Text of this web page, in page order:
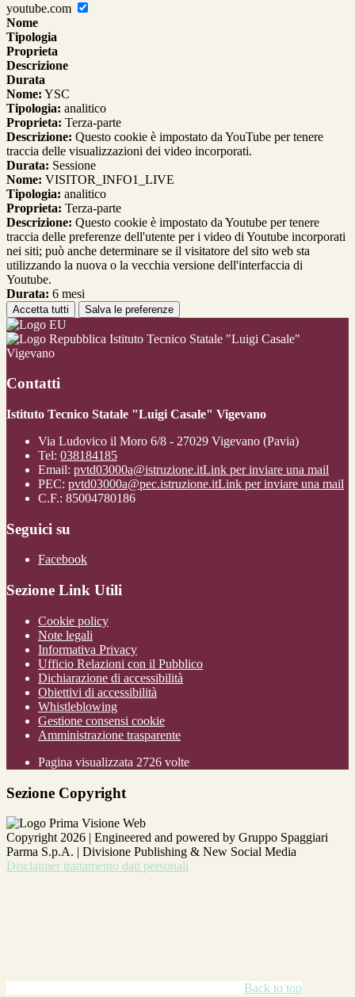
youtube.com
Nome
Tipologia
Proprieta
Descrizione
Durata
Nome: YSC
Tipologia: analitico
Proprieta: Terza-parte
Descrizione: Questo cookie è impostato da YouTube per tenere
traccia delle visualizzazioni dei video incorporati.
Durata: Sessione
Nome: VISITOR_INFO1_LIVE
Tipologia: analitico
Proprieta: Terza-parte
Descrizione: Questo cookie è impostato da Youtube per tenere
traccia delle preferenze dell'utente per i video di Youtube incorporati
nei siti; può anche determinare se il visitatore del sito web sta
utilizzando la nuova o la vecchia versione dell'interfaccia di
Youtube.
Durata: 6 mesi
Accetta tutti Salva le preferenze
Istituto Tecnico Statale "Luigi Casale"
Vigevano
Contatti
Istituto Tecnico Statale "Luigi Casale" Vigevano
Via Ludovico il Moro 6/8 - 27029 Vigevano (Pavia)
Tel: 038184185
Email: pvtd03000a@istruzione.itLink per inviare una mail
PEC: pvtd03000a@pec.istruzione.itLink per inviare una mail
C.F.: 85004780186
Seguici su
Facebook
Sezione Link Utili
Cookie policy
Note legali
Informativa Privacy
Ufficio Relazioni con il Pubblico
Dichiarazione di accessibilità
Obiettivi di accessibilità
Whistleblowing
Gestione consensi cookie
Amministrazione trasparente
Pagina visualizzata 2726 volte
Sezione Copyright
Copyright 2026 | Engineered and powered by Gruppo Spaggiari
Parma S.p.A. | Divisione Publishing & New Social Media
Disclaimer trattamento dati personali
Back to top